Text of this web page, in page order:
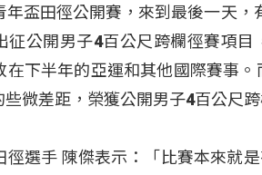
年盃田徑公開賽，來到最後一天
征公開男子4百公尺跨欄徑賽項
在下半年的亞運和其他國際賽事
微差距，榮獲公開男子4百公尺跨
徑選手 陳傑表示：「比賽本來就